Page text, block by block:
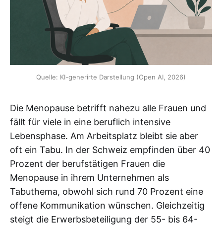
Quelle: KI-generirte Darstellung (Open AI, 2026)
Die Menopause betrifft nahezu alle Frauen und
fällt für viele in eine beruflich intensive
Lebensphase. Am Arbeitsplatz bleibt sie aber
oft ein Tabu. In der Schweiz empfinden über 40
Prozent der berufstätigen Frauen die
Menopause in ihrem Unternehmen als
Tabuthema, obwohl sich rund 70 Prozent eine
offene Kommunikation wünschen. Gleichzeitig
steigt die Erwerbsbeteiligung der 55- bis 64-